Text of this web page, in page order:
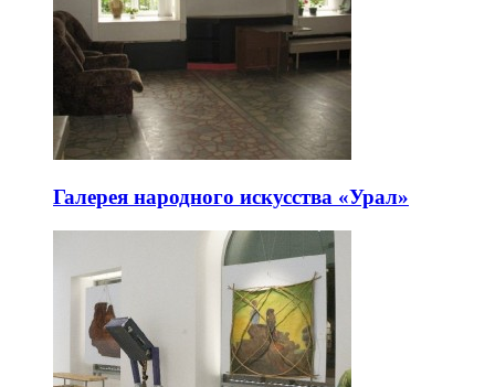
Галерея народного искусства «Урал»